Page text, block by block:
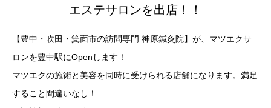
エステサロンを出店！！
【豊中・吹田・箕面市の訪問専門 神原鍼灸院】が、マツエクサ
ロンを豊中駅にOpenします！
マツエクの施術と美容を同時に受けられる店舗になります。満足
すること間違いなし！